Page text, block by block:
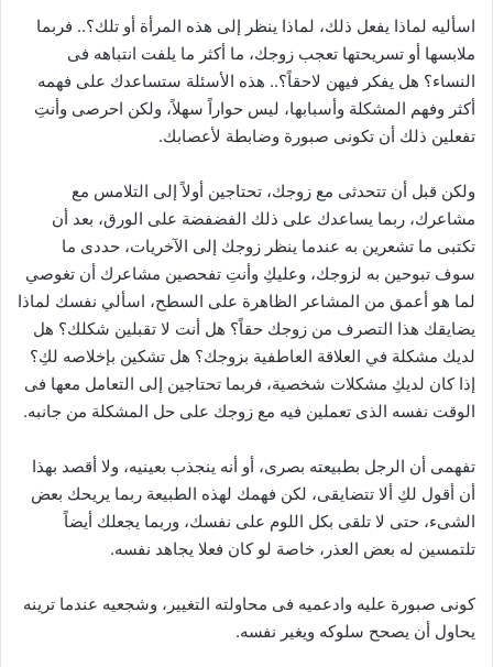
اسأليه لماذا يفعل ذلك، لماذا ينظر إلى هذه المرأة أو تلك؟.. فربما
ملابسها أو تسريحتها تعجب زوجك، ما أكثر ما يلفت انتباهه فى
النساء؟ هل يفكر فيهن لاحقاً؟.. هذه الأسئلة ستساعدك على فهمه
أكثر وفهم المشكلة وأسبابها، ليس حواراً سهلاً، ولكن احرصى وأنتِ
تفعلين ذلك أن تكونى صبورة وضابطة لأعصابك.
ولكن قبل أن تتحدثى مع زوجك، تحتاجين أولاً إلى التلامس مع
مشاعرك، ربما يساعدك على ذلك الفضفضة على الورق، بعد أن
تكتبى ما تشعرين به عندما ينظر زوجك إلى الآخريات، حددى ما
سوف تبوحين به لزوجك، وعليكِ وأنتِ تفحصين مشاعرك أن تغوصي
لما هو أعمق من المشاعر الظاهرة على السطح، اسألي نفسك لماذا
يضايقك هذا التصرف من زوجك حقاً؟ هل أنت لا تقبلين شكلك؟ هل
لديك مشكلة في العلاقة العاطفية بزوجك؟ هل تشكين بإخلاصه لكِ؟
إذا كان لديكِ مشكلات شخصية، فربما تحتاجين إلى التعامل معها فى
الوقت نفسه الذى تعملين فيه مع زوجك على حل المشكلة من جانبه.
تفهمى أن الرجل بطبيعته بصرى، أو أنه ينجذب بعينيه، ولا أقصد بهذا
أن أقول لكِ ألا تتضايقى، لكن فهمك لهذه الطبيعة ربما يريحك بعض
الشىء، حتى لا تلقى بكل اللوم على نفسك، وربما يجعلك أيضاً
تلتمسين له بعض العذر، خاصة لو كان فعلا يجاهد نفسه.
كونى صبورة عليه وادعميه فى محاولته التغيير، وشجعيه عندما ترينه
يحاول أن يصحح سلوكه ويغير نفسه.